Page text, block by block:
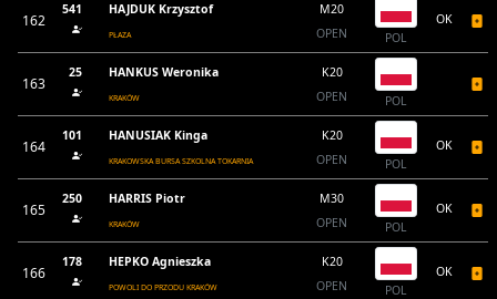
162
541 HAJDUK Krzysztof
PŁAZA
M20
OPEN
POL
OK
163
25 HANKUS Weronika
KRAKÓW
K20
OPEN
POL
164
101 HANUSIAK Kinga
KRAKOWSKA BURSA SZKOLNA TOKARNIA
K20
OPEN
POL
OK
165
250 HARRIS Piotr
KRAKÓW
M30
OPEN
POL
OK
166
178 HEPKO Agnieszka
POWOLI DO PRZODU KRAKÓW
K20
OPEN
POL
OK